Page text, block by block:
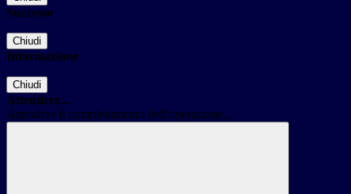
Successo
Chiudi
Informazione
Chiudi
Attendere...
Attendere il completamento dell'operazione...